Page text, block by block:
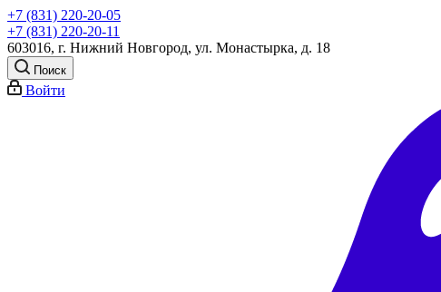
+7 (831) 220-20-05
+7 (831) 220-20-11
603016, г. Нижний Новгород, ул. Монастырка, д. 18
Поиск
Войти